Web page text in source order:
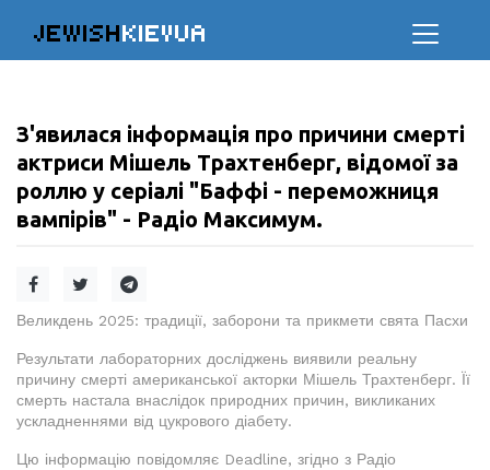
JEWISHKIEVUA
З'явилася інформація про причини смерті
актриси Мішель Трахтенберг, відомої за
роллю у серіалі "Баффі - переможниця
вампірів" - Радіо Максимум.
Великдень 2025: традиції, заборони та прикмети свята Пасхи
Результати лабораторних досліджень виявили реальну
причину смерті американської акторки Мішель Трахтенберг. Її
смерть настала внаслідок природних причин, викликаних
ускладненнями від цукрового діабету.
Цю інформацію повідомляє Deadline, згідно з Радіо